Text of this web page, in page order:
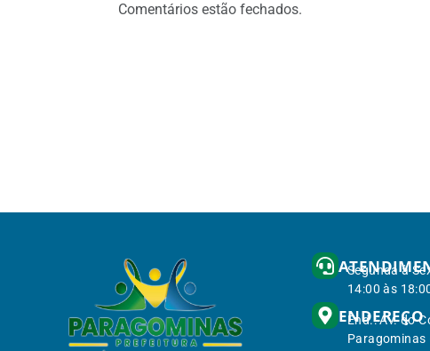
Comentários estão fechados.
Segunda à
14:00 às
ENDEREÇO
End.: Av. do
Paragominas